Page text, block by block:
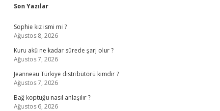
Sidebar
Son Yazılar
Sophie kız ismi mi ?
Ağustos 8, 2026
Kuru akü ne kadar sürede şarj olur ?
Ağustos 7, 2026
Jeanneau Türkiye distribütörü kimdir ?
Ağustos 7, 2026
Bağ koptuğu nasıl anlaşılır ?
Ağustos 6, 2026